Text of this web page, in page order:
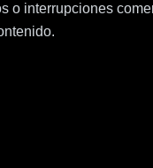
o interrupciones